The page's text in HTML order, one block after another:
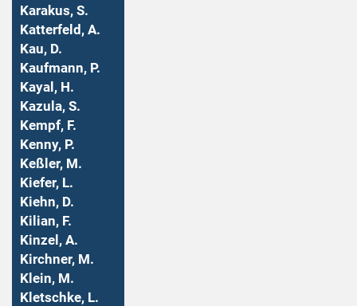
Karakus, S.
Katterfeld, A.
Kau, D.
Kaufmann, P.
Kayal, H.
Kazula, S.
Kempf, F.
Kenny, P.
Keßler, M.
Kiefer, L.
Kiehn, D.
Kilian, F.
Kinzel, A.
Kirchner, M.
Klein, M.
Kletschke, L.